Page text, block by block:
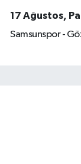
17 Ağustos,
Samsunspor -